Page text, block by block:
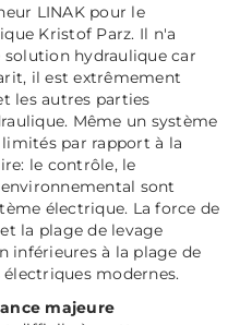
LINAK pour le
Kristof Parz. Il n'a
hydraulique car
il est extrêmement
les autres parties
Même un système
par rapport à la
le contrôle, le
sont
électrique. La force de
la plage de levage
inférieures à la plage de
modernes.
majeure